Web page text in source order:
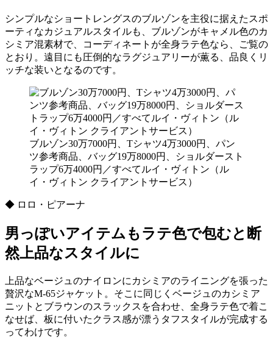
シンプルなショートレングスのブルゾンを主役に据えたスポ
ーティなカジュアルスタイルも、ブルゾンがキャメル色のカ
シミア混素材で、コーディネートが全身ラテ色なら、ご覧の
とおり。遠目にも圧倒的なラグジュアリーが薫る、品良くリ
ッチな装いとなるのです。
ブルゾン30万7000円、Tシャツ4万3000円、パン
ツ参考商品、バッグ19万8000円、ショルダースト
ラップ6万4000円／すべてルイ・ヴィトン（ル
イ・ヴィトン クライアントサービス）
◆ ロロ・ピアーナ
男っぽいアイテムもラテ色で包むと断
然上品なスタイルに
上品なベージュのナイロンにカシミアのライニングを張った
贅沢なM-65ジャケット。そこに同じくベージュのカシミア
ニットとブラウンのスラックスを合わせ、全身ラテ色で着こ
なせば、板に付いたクラス感が漂うタフスタイルが完成する
ってわけです。